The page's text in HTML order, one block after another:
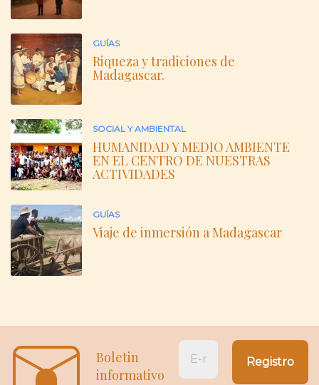
GUÍAS
Riqueza y tradiciones de
Madagascar.
SOCIAL Y AMBIENTAL
HUMANIDAD Y MEDIO AMBIENTE
EN EL CENTRO DE NUESTRAS
ACTIVIDADES
GUÍAS
Viaje de inmersión a Madagascar
Boletin
informativo